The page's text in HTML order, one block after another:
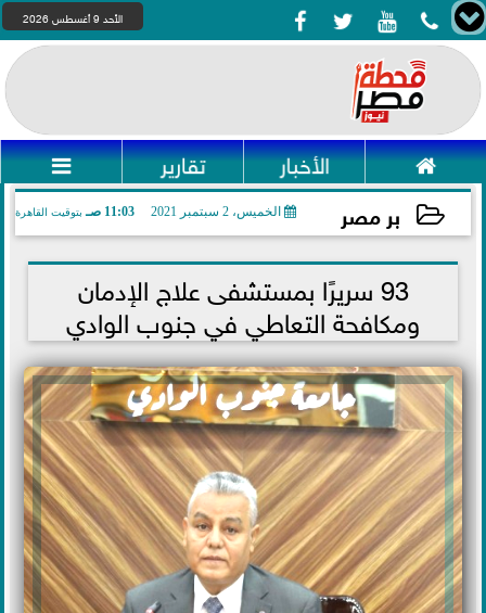
    الأحد 9 أغسطس 2026
 الأخبار تقارير 
بر مصر الخميس، 2 سبتمبر 2021 11:03 صـ بتوقيت القاهرة
2021-09-02 11:03:23 93 سريرًا بمستشفى علاج الإدمان
ومكافحة التعاطي في جنوب الوادي